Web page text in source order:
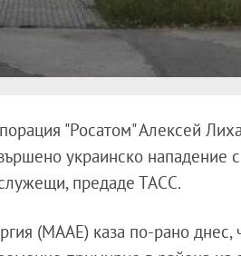
"Росатом" Алексей
украинско нападение
предаде ТАСС.
(МААЕ) каза по-рано днес,